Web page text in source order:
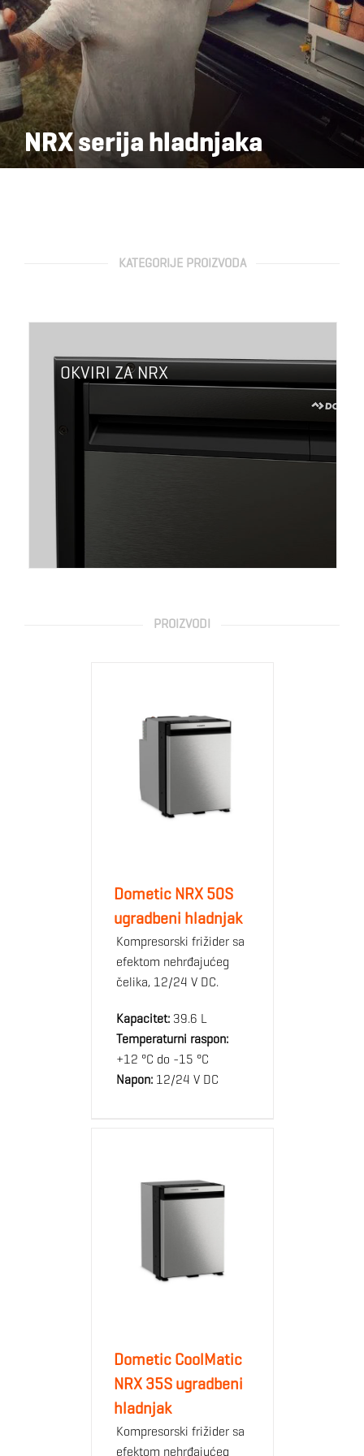
NRX serija hladnjaka
KATEGORIJE PROIZVODA
OKVIRI ZA NRX
PROIZVODI
Dometic NRX 50S
ugradbeni hladnjak
Kompresorski frižider sa
efektom nehrđajućeg
čelika, 12/24 V DC.
Kapacitet:39.6 L
Temperaturni raspon:
+12 °C do -15 °C
Napon:12/24 V DC
Dometic CoolMatic
NRX 35S ugradbeni
hladnjak
Kompresorski frižider sa
efektom nehrđajućeg